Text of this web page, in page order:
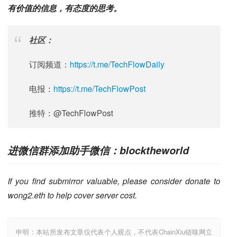
有价值的信息，有态度的思考。
社区：
订阅频道： https://t.me/TechFlowDaily
电报： https://t.me/TechFlowPost
推特：@TechFlowPost
进微信群添加助手微信：blocktheworld
If you find submirror valuable, please consider donate to
wong2.eth to help cover server cost.
申明：本站所发布文章仅代表个人观点，不代表ChainXiu链嗅网立